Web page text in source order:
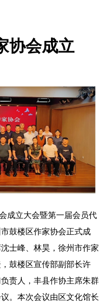
协会成立
成立大会暨第一届会员代
鼓楼区作家协会正式成
士峰、林昊，徐州市作家
鼓楼区宣传部副部长许
责人，丰县作协主席朱群
。本次会议由区文化馆长